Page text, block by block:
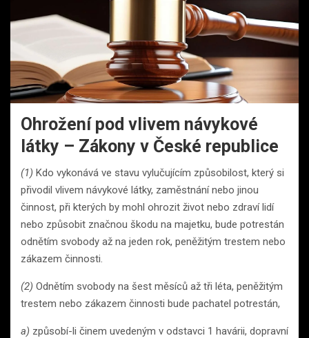
Ohrožení pod vlivem návykové
látky – Zákony v České republice
(1) Kdo vykonává ve stavu vylučujícím způsobilost, který si
přivodil vlivem návykové látky, zaměstnání nebo jinou
činnost, při kterých by mohl ohrozit život nebo zdraví lidí
nebo způsobit značnou škodu na majetku, bude potrestán
odnětím svobody až na jeden rok, peněžitým trestem nebo
zákazem činnosti.
(2) Odnětím svobody na šest měsíců až tři léta, peněžitým
trestem nebo zákazem činnosti bude pachatel potrestán,
a) způsobí-li činem uvedeným v odstavci 1 havárii, dopravní